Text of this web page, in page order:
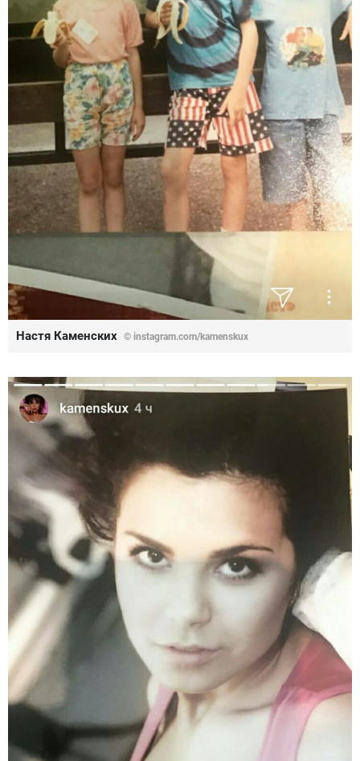
Настя Каменских © instagram.com/kamenskux